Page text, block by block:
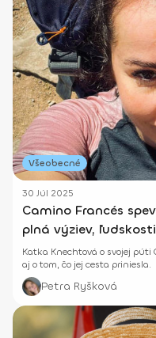
Všeobecné
30 Júl 2025
Camino Francés
plná výziev,
Katka Knechtová o svojej púti
aj o tom, čo jej cesta priniesla.
Petra Ryšková